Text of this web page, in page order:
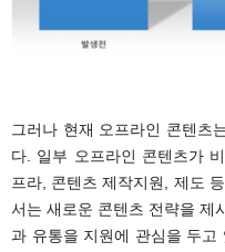
그러나 현재 오프라인 콘텐츠
다. 일부 오프라인 콘텐츠가
프라, 콘텐츠 제작지원, 제도
서는 새로운 콘텐츠 전략을 제
과 유통을 지원에 관심을 두